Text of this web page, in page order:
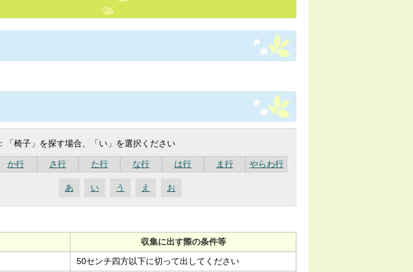
：「椅子」を探す場合、「い」を選択ください
か行 さ行 た行 な行 は行 ま行 やらわ行
あ い う え お
収集に出す際の条件等
50センチ四方以下に切って出してください